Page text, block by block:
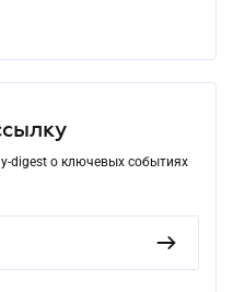
digest о ключевых событиях